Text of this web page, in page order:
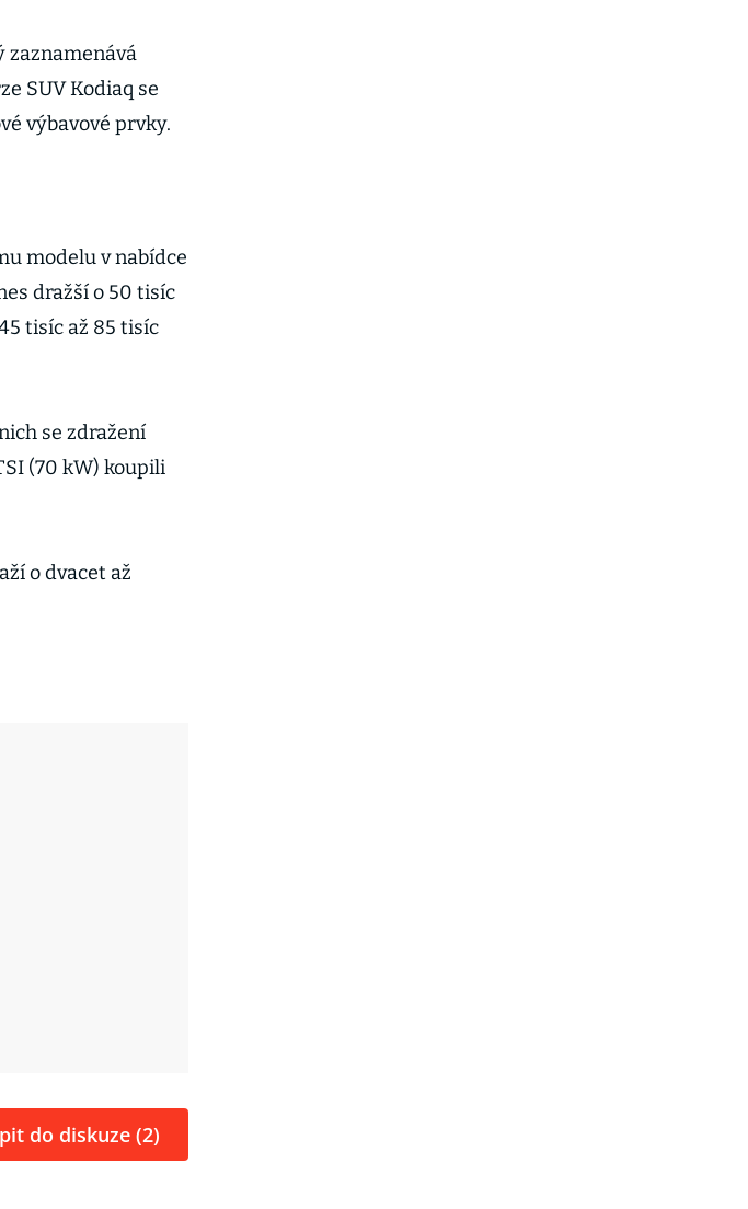
zaznamenává
SUV Kodiaq se
výbavové prvky.
modelu v nabídce
dražší o 50 tisíc
tisíc až 85 tisíc
se zdražení
(70 kW) koupili
o dvacet až
do diskuze (2)